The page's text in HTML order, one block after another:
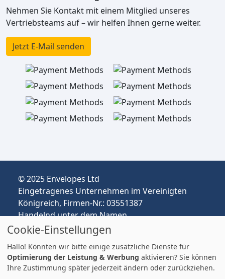
Nehmen Sie Kontakt mit einem Mitglied unseres
Vertriebsteams auf – wir helfen Ihnen gerne weiter.
Jetzt E-Mail senden
© 2025 Envelopes Ltd
Eingetragenes Unternehmen im Vereinigten
Königreich, Firmen-Nr.: 03551387
Handelnd unter dem Namen
envelopespackaging.de | Versand vom
Vereinigten Königreich nach Deutschland
Preise in EUR | Zölle & MwSt. können anfallen.
Impressum
Cookie-Einstellungen
Hallo! Könnten wir bitte einige zusätzliche Dienste für
Optimierung der Leistung & Werbung aktivieren? Sie können
Ihre Zustimmung später jederzeit ändern oder zurückziehen.